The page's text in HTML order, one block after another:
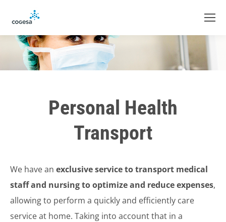
Personal Health
Transport
We have an exclusive service to transport medical
staff and nursing to optimize and reduce expenses,
allowing to perform a quickly and efficiently care
service at home. Taking into account that in a